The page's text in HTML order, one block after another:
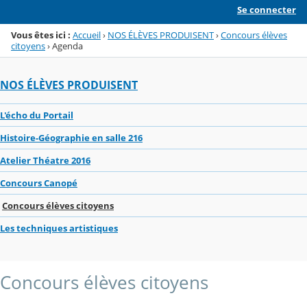
Se connecter
Vous êtes ici : Accueil› NOS ÉLÈVES PRODUISENT›Concours élèves
citoyens›Agenda
NOS ÉLÈVES PRODUISENT
L'écho du Portail
Histoire-Géographie en salle 216
Atelier Théatre 2016
Concours Canopé
Concours élèves citoyens
Les techniques artistiques
Concours élèves citoyens